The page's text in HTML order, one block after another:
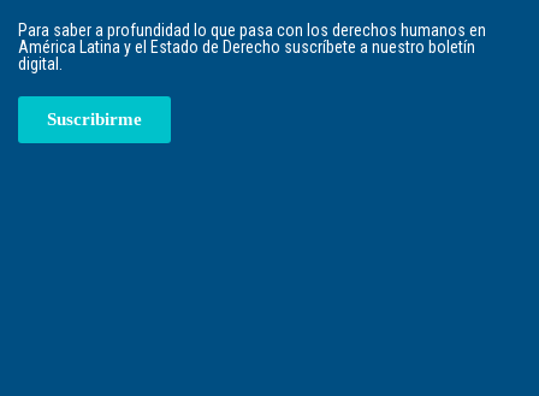
Para saber a profundidad lo que pasa con los derechos humanos en
América Latina y el Estado de Derecho suscríbete a nuestro boletín
digital.
Suscribirme